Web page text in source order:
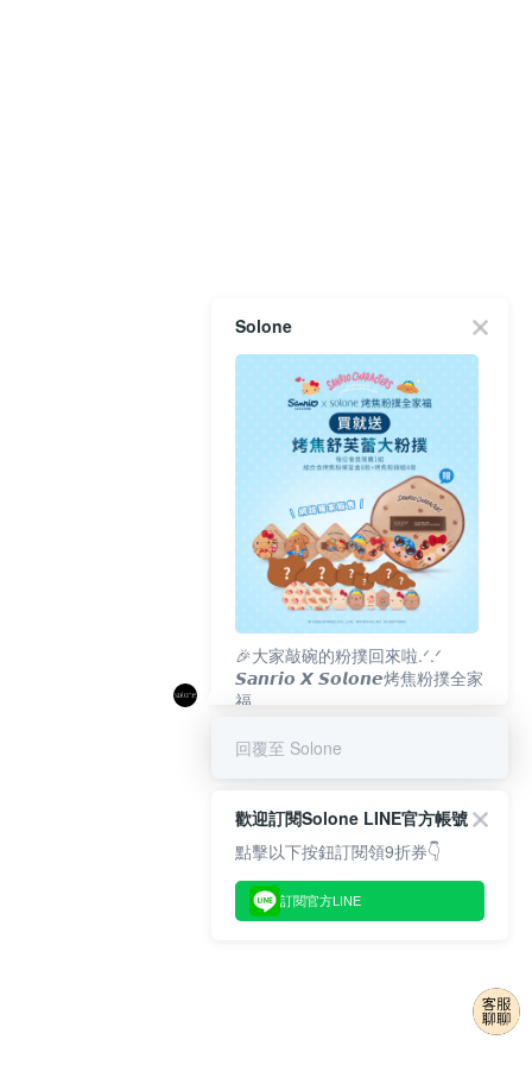
Solone
🎉大家敲碗的粉撲回來啦.ᐟ‪‪.ᐟ
𝙎𝙖𝙣𝙧𝙞𝙤 𝙓 𝙎𝙤𝙡𝙤𝙣𝙚烤焦粉撲全家
福
回覆至 Solone
歡迎訂閱Solone LINE官方帳號
點擊以下按鈕訂閱領9折券👇
訂閱官方LINE